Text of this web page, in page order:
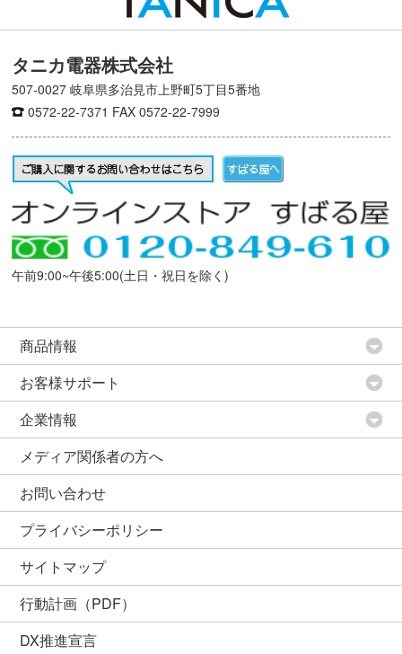
タニカ電器株式会社
507-0027 岐阜県多治見市上野町5丁目5番地
0572-22-7371 FAX 0572-22-7999
午前9:00~午後5:00(土日・祝日を除く)
商品情報
お客様サポート
企業情報
メディア関係者の方へ
お問い合わせ
プライバシーポリシー
サイトマップ
行動計画（PDF）
DX推進宣言